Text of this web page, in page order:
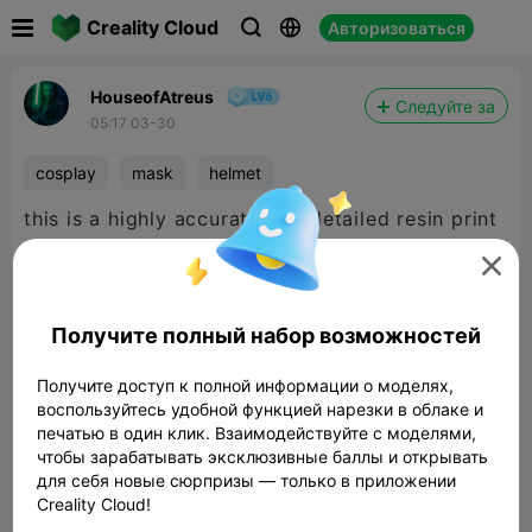
Creality Cloud   Авторизоваться
HouseofAtreus
05:17 03-30
Следуйте за
cosplay mask helmet
this is a highly accurate and detailed resin print

Получите полный набор возможностей
Получите доступ к полной информации о моделях,
воспользуйтесь удобной функцией нарезки в облаке и
печатью в один клик. Взаимодействуйте с моделями,
чтобы зарабатывать эксклюзивные баллы и открывать
для себя новые сюрпризы — только в приложении
Creality Cloud!